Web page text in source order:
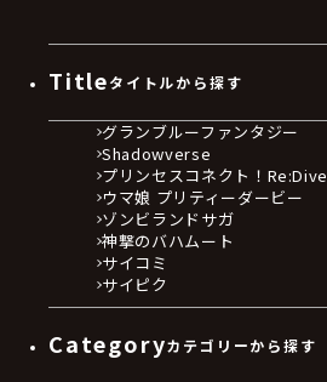
Titleタイトルから探す
グランブルーファンタジー
Shadowverse
プリンセスコネクト！Re:Dive
ウマ娘 プリティーダービー
ゾンビランドサガ
神撃のバハムート
サイコミ
サイピク
Categoryカテゴリーから探す